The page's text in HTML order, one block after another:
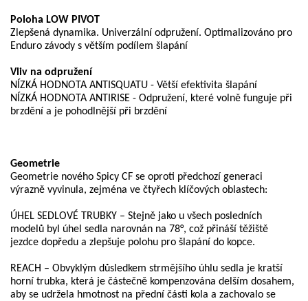
Poloha LOW PIVOT
Zlepšená dynamika. Univerzální odpružení. Optimalizováno pro
Enduro závody s větším podílem šlapání
Vliv na odpružení
NÍZKÁ HODNOTA ANTISQUATU - Větší efektivita šlapání
NÍZKÁ HODNOTA ANTIRISE - Odpružení, které volně funguje při
brzdění a je pohodlnější při brzdění
Geometrie
Geometrie nového Spicy CF se oproti předchozí generaci
výrazně vyvinula, zejména ve čtyřech klíčových oblastech:
ÚHEL SEDLOVÉ TRUBKY – Stejně jako u všech posledních
modelů byl úhel sedla narovnán na 78°, což přináší těžiště
jezdce dopředu a zlepšuje polohu pro šlapání do kopce.
REACH – Obvyklým důsledkem strmějšího úhlu sedla je kratší
horní trubka, která je částečně kompenzována delším dosahem,
aby se udržela hmotnost na přední části kola a zachovalo se